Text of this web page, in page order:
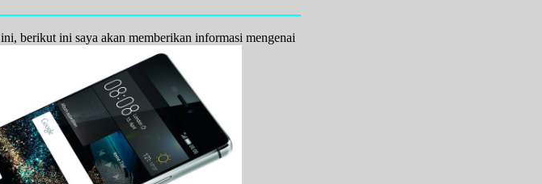
ini, berikut ini saya akan memberikan informasi mengenai